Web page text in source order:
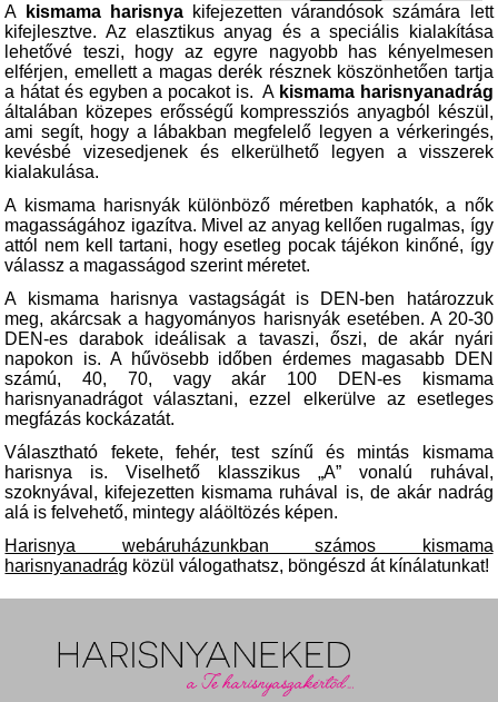
A
kismama harisnyakifejezetten várandósok számára lett
kifejlesztve. Az elasztikus anyag és a speciális kialakítása
lehetővé teszi, hogy az egyre nagyobb has kényelmesen
elférjen, emellett a magas derék résznek köszönhetően tartja
a hátat és egyben a pocakot is. A kismama harisnyanadrág
általában közepes erősségű kompressziós anyagból készül,
ami segít, hogy a lábakban megfelelő legyen a vérkeringés,
kevésbé vizesedjenek és elkerülhető legyen a visszerek
kialakulása.
A kismama harisnyák különböző méretben kaphatók, a nők
magasságához igazítva. Mivel az anyag kellően rugalmas, így
attól nem kell tartani, hogy esetleg pocak tájékon kinőné, így
válassz a magasságod szerint méretet.
A kismama harisnya vastagságát is DEN-ben határozzuk
meg, akárcsak a hagyományos harisnyák esetében. A 20-30
DEN-es darabok ideálisak a tavaszi, őszi, de akár nyári
napokon is. A hűvösebb időben érdemes magasabb DEN
számú, 40, 70, vagy akár 100 DEN-es kismama
harisnyanadrágot választani, ezzel elkerülve az esetleges
megfázás kockázatát.
Választható fekete, fehér, test színű és mintás kismama
harisnya is. Viselhető klasszikus „A” vonalú ruhával,
szoknyával, kifejezetten kismama ruhával is, de akár nadrág
alá is felvehető, mintegy aláöltözés képen.
Harisnya webáruházunkban számos kismama
harisnyanadrág közül válogathatsz, böngészd át kínálatunkat!